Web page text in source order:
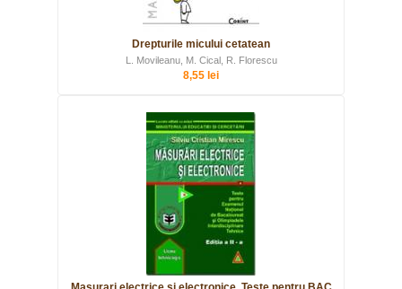
Drepturile micului cetatean
L. Movileanu, M. Cical, R. Florescu
8,55 lei